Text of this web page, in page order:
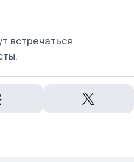
встречаться